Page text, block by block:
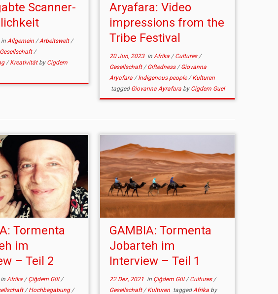
Scanner-
Allgemein /Arbeitswelt/
Gesellschaft/
/Kreativität by Cigdem
Aryafara: Video
impressions from the
Tribe Festival
20 Jun, 2023in Afrika /Cultures/
Gesellschaft/Giftedness/Giovanna
Aryafara /Indigenous people/Kulturen
tagged Giovanna Ayrafara by Cigdem Guel
Tormenta
im
– Teil 2
Afrika /Çiğdem Gül/
/Hochbegabung/
GAMBIA: Tormenta
Jobarteh im
Interview – Teil 1
22 Dez, 2021in Çiğdem Gül/Cultures/
Gesellschaft/Kulturen taggedAfrika by